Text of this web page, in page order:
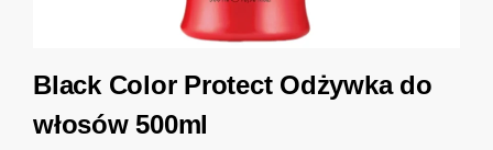
Black Color Protect Odżywka do
włosów 500ml